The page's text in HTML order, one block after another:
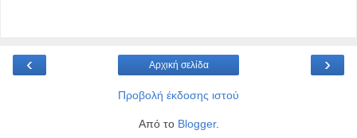
‹ ›
Αρχική σελίδα
Προβολή έκδοσης ιστού
Από το Blogger.